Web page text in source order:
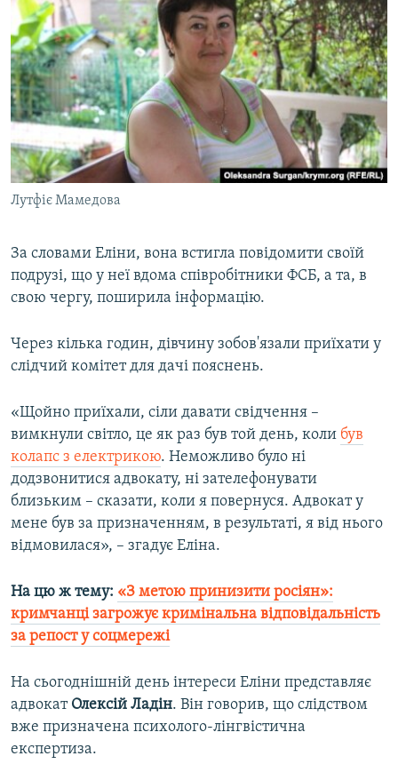
Лутфіє Мамедова
За словами Еліни, вона встигла повідомити своїй
подрузі, що у неї вдома співробітники ФСБ, а та, в
свою чергу, поширила інформацію.
Через кілька годин, дівчину зобов'язали приїхати у
слідчий комітет для дачі пояснень.
«Щойно приїхали, сіли давати свідчення –
вимкнули світло, це як раз був той день, коли був
колапс з електрикою. Неможливо було ні
додзвонитися адвокату, ні зателефонувати
близьким – сказати, коли я повернуся. Адвокат у
мене був за призначенням, в результаті, я від нього
відмовилася», – згадує Еліна.
На цю ж тему: «З метою принизити росіян»:
кримчанці загрожує кримінальна відповідальність
за репост у соцмережі
На сьогоднішній день інтереси Еліни представляє
адвокат Олексій Ладін. Він говорив, що слідством
вже призначена психолого-лінгвістична
експертиза.